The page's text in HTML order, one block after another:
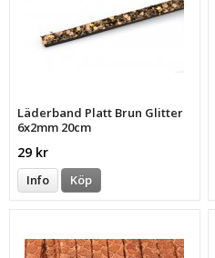
Läderband Platt Brun Glitter
6x2mm 20cm
29 kr
Info Köp